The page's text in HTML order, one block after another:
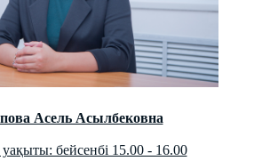
Асель Асылбековна
бейсенбі 15.00 - 16.00